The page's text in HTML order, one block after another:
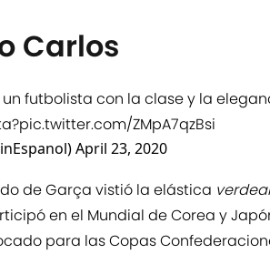
Carlos
futbolista con la clase y la
pic.twitter.com/ZMpA7qzBsi
April 23, 2020
de Garça vistió la elástica
en el Mundial de Corea y
para las Copas